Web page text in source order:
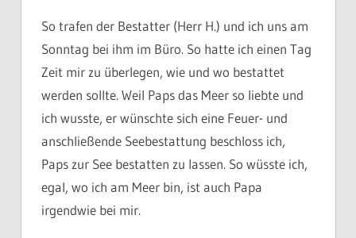
So trafen der Bestatter (Herr H.) und ich uns am
Sonntag bei ihm im Büro. So hatte ich einen Tag
Zeit mir zu überlegen, wie und wo bestattet
werden sollte. Weil Paps das Meer so liebte und
ich wusste, er wünschte sich eine Feuer- und
anschließende Seebestattung beschloss ich,
Paps zur See bestatten zu lassen. So wüsste ich,
egal, wo ich am Meer bin, ist auch Papa
irgendwie bei mir.